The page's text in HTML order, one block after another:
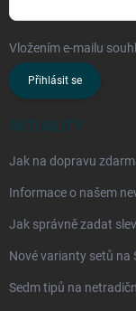
Vložením e-mailu
Přihlásit se
AKTUALITY
Jak na dopravu
Informace o našem
Jak správně zadat
Nové varianty setů na
Sedm tipů na